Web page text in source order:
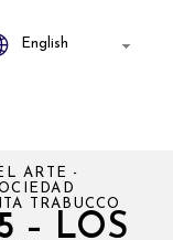
– LOS
ARTE -
TRABUCCO